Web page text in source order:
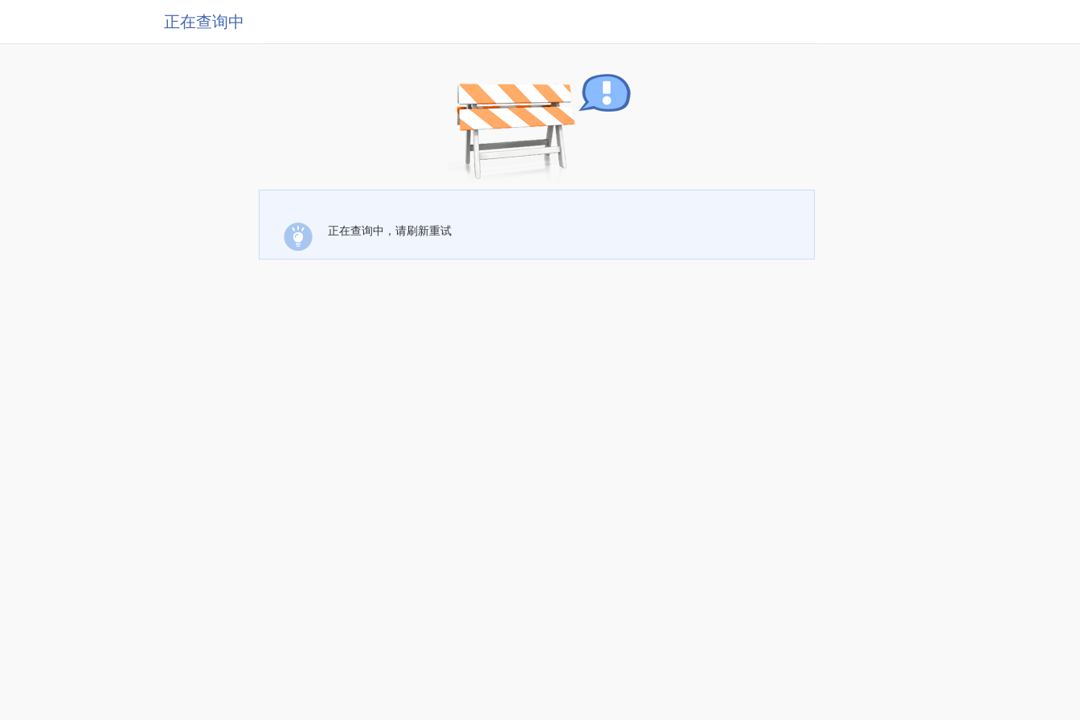
正在查询中
正在查询中，请刷新重试